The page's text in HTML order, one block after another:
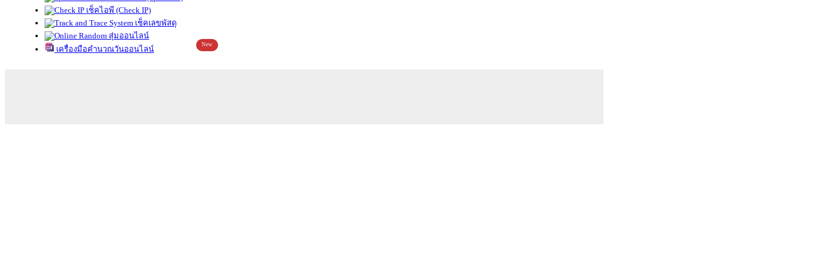
เช็คไอพี (Check IP)
เช็คเลขพัสดุ
สุ่มออนไลน์
เครื่องมือคำนวณวันออนไลน์
New